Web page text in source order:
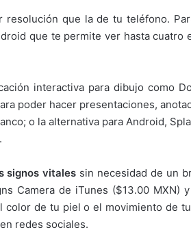
resolución que la de tu teléfono.
que te permite ver hasta cuatro
interactiva para dibujo como
poder hacer presentaciones,
o la alternativa para Android,
signos vitales sin necesidad de un
Camera de iTunes ($13.00 MXN)
color de tu piel o el movimiento de
redes sociales.